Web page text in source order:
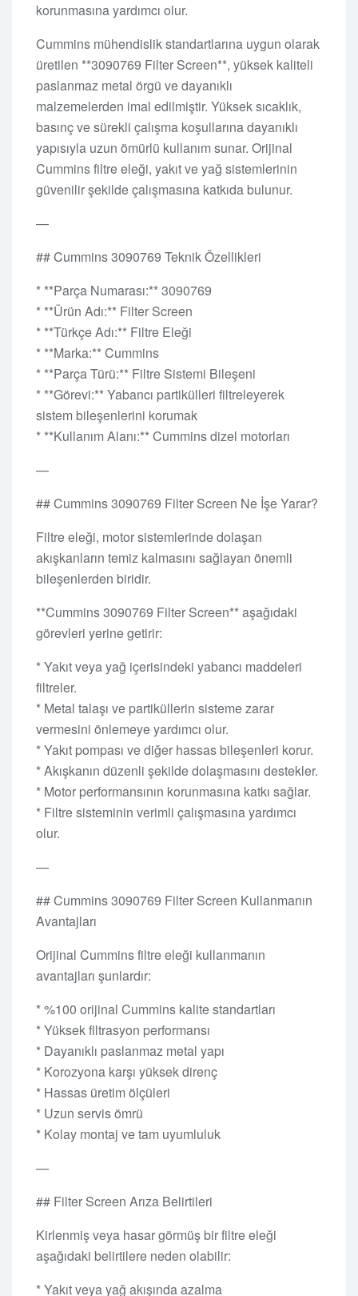
korunmasına yardımcı olur.
Cummins mühendislik standartlarına uygun olarak
üretilen **3090769 Filter Screen**, yüksek kaliteli
paslanmaz metal örgü ve dayanıklı
malzemelerden imal edilmiştir. Yüksek sıcaklık,
basınç ve sürekli çalışma koşullarına dayanıklı
yapısıyla uzun ömürlü kullanım sunar. Orijinal
Cummins filtre eleği, yakıt ve yağ sistemlerinin
güvenilir şekilde çalışmasına katkıda bulunur.
—
## Cummins 3090769 Teknik Özellikleri
* **Parça Numarası:** 3090769
* **Ürün Adı:** Filter Screen
* **Türkçe Adı:** Filtre Eleği
* **Marka:** Cummins
* **Parça Türü:** Filtre Sistemi Bileşeni
* **Görevi:** Yabancı partikülleri filtreleyerek
sistem bileşenlerini korumak
* **Kullanım Alanı:** Cummins dizel motorları
—
## Cummins 3090769 Filter Screen Ne İşe Yarar?
Filtre eleği, motor sistemlerinde dolaşan
akışkanların temiz kalmasını sağlayan önemli
bileşenlerden biridir.
**Cummins 3090769 Filter Screen** aşağıdaki
görevleri yerine getirir:
* Yakıt veya yağ içerisindeki yabancı maddeleri
filtreler.
* Metal talaşı ve partiküllerin sisteme zarar
vermesini önlemeye yardımcı olur.
* Yakıt pompası ve diğer hassas bileşenleri korur.
* Akışkanın düzenli şekilde dolaşmasını destekler.
* Motor performansının korunmasına katkı sağlar.
* Filtre sisteminin verimli çalışmasına yardımcı
olur.
—
## Cummins 3090769 Filter Screen Kullanmanın
Avantajları
Orijinal Cummins filtre eleği kullanmanın
avantajları şunlardır:
* %100 orijinal Cummins kalite standartları
* Yüksek filtrasyon performansı
* Dayanıklı paslanmaz metal yapı
* Korozyona karşı yüksek direnç
* Hassas üretim ölçüleri
* Uzun servis ömrü
* Kolay montaj ve tam uyumluluk
—
## Filter Screen Arıza Belirtileri
Kirlenmiş veya hasar görmüş bir filtre eleği
aşağıdaki belirtilere neden olabilir:
* Yakıt veya yağ akışında azalma